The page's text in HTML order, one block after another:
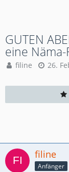
GUTEN
eine
filine 26.
filine
Anfänger